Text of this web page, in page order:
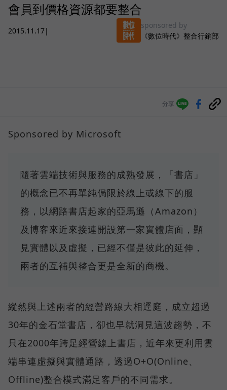
會員到價格資源都要整合
2015.11.17|
sponsored by
《數位時代》整合行銷部
分享
Sponsored by Microsoft
隨著雲端技術與服務的成熟發展，「書店」
的概念已不再單純侷限於線上或線下的服
務，以網路書店起家的亞馬遜（Amazon）
及博客來近來接連開設第一家實體店面，顯
見實體以及虛擬，已經不僅是彼此的延伸，
兩者的互補與整合更是全新的商機。
縱然與上述兩者的經營路線大相逕庭，成立超過
30年的金石堂書店，卻也早就洞見這波趨勢，不
只在2000年跨足經營線上書店，近年來更利用雲
端串連虛擬與實體通路，透過O+O(Online、
Offline)整合模式滿足客戶的不同需求。